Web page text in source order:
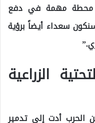
محطة مهمة في دفع
سعداء أيضاً برؤية
الزراعية
إلى أن 13 عاماً من الحرب أدت إلى تدمير